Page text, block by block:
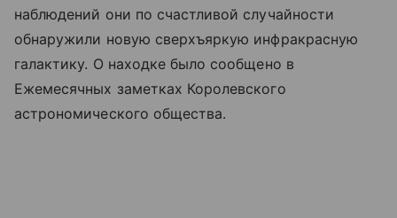
наблюдений они по счастливой случайности
обнаружили новую сверхъяркую инфракрасную
галактику. О находке было сообщено в
Ежемесячных заметках Королевского
астрономического общества.